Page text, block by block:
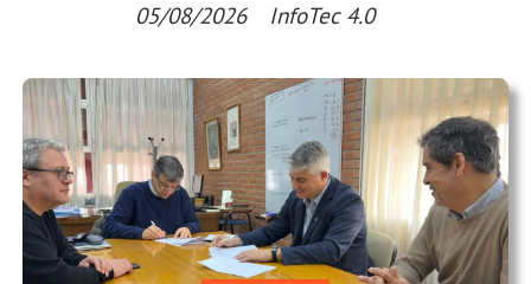
InfoTec 4.0
05/08/2026